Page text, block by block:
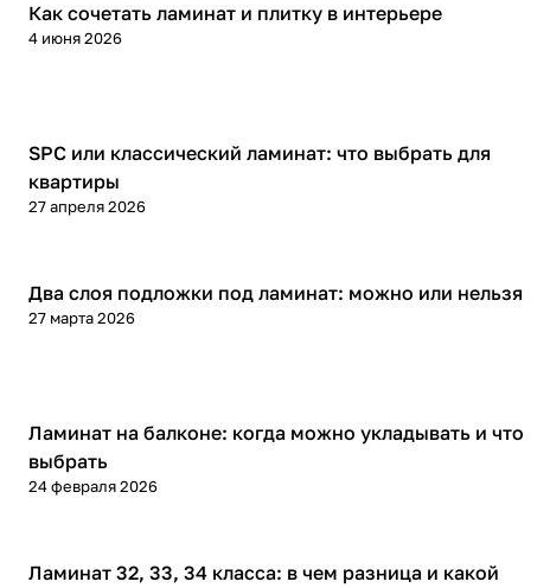
Напольные покрытия
Как сочетать ламинат и плитку в интерьере
4 июня 2026
Напольные покрытия
SPC или классический ламинат: что выбрать для
квартиры
27 апреля 2026
Напольные покрытия
Два слоя подложки под ламинат: можно или нельзя
27 марта 2026
Напольные покрытия
Ламинат на балконе: когда можно укладывать и что
выбрать
24 февраля 2026
Напольные покрытия
Ламинат 32, 33, 34 класса: в чем разница и какой